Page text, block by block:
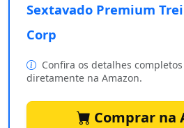
Sextavado Premium
Corp
Confira os detalhes
diretamente na Amazon.
Comprar na